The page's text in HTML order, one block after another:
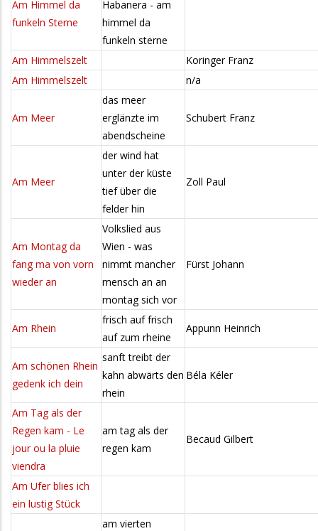
Am Himmel da
funkeln Sterne
Habanera - am
himmel da
funkeln sterne
Am Himmelszelt
Koringer Franz
Am Himmelszelt
n/a
Am Meer
das meer
erglänzte im
abendscheine
Schubert Franz
Am Meer
der wind hat
unter der küste
tief über die
felder hin
Zoll Paul
Am Montag da
fang ma von vorn
wieder an
Volkslied aus
Wien - was
nimmt mancher
mensch an an
montag sich vor
Fürst Johann
Am Rhein
frisch auf frisch
auf zum rheine
Appunn Heinrich
Am schönen Rhein
gedenk ich dein
sanft treibt der
kahn abwärts den
rhein
Béla Kéler
Am Tag als der
Regen kam - Le
jour ou la pluie
viendra
am tag als der
regen kam
Becaud Gilbert
Am Ufer blies ich
ein lustig Stück
am vierten